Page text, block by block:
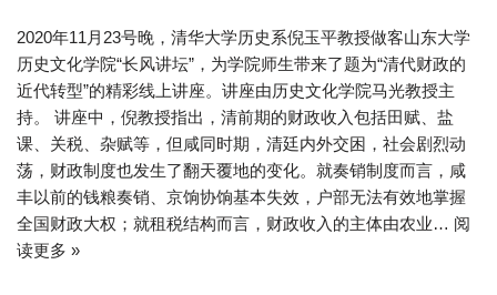
2020年11月23号晚，清华大学历史系倪玉平教授做客山东大学
历史文化学院“长风讲坛”，为学院师生带来了题为“清代财政的
近代转型”的精彩线上讲座。讲座由历史文化学院马光教授主
持。 讲座中，倪教授指出，清前期的财政收入包括田赋、盐
课、关税、杂赋等，但咸同时期，清廷内外交困，社会剧烈动
荡，财政制度也发生了翻天覆地的变化。就奏销制度而言，咸
丰以前的钱粮奏销、京饷协饷基本失效，户部无法有效地掌握
全国财政大权；就租税结构而言，财政收入的主体由农业… 阅
读更多 »